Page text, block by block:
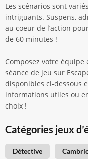
Les scénarios sont
intriguants. Suspens,
au coeur de l’action
de 60 minutes !
Composez votre
séance de jeu sur
disponibles ci-dessous
informations utiles ou
choix !
Catégories jeux
Détective